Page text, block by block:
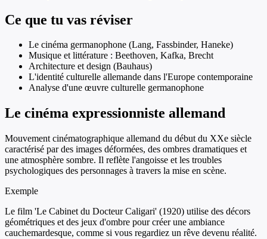
Ce que tu vas réviser
Le cinéma germanophone (Lang, Fassbinder, Haneke)
Musique et littérature : Beethoven, Kafka, Brecht
Architecture et design (Bauhaus)
L'identité culturelle allemande dans l'Europe contemporaine
Analyse d'une œuvre culturelle germanophone
Le cinéma expressionniste allemand
Mouvement cinématographique allemand du début du XXe siècle
caractérisé par des images déformées, des ombres dramatiques et
une atmosphère sombre. Il reflète l'angoisse et les troubles
psychologiques des personnages à travers la mise en scène.
Exemple
Le film 'Le Cabinet du Docteur Caligari' (1920) utilise des décors
géométriques et des jeux d'ombre pour créer une ambiance
cauchemardesque, comme si vous regardiez un rêve devenu réalité.